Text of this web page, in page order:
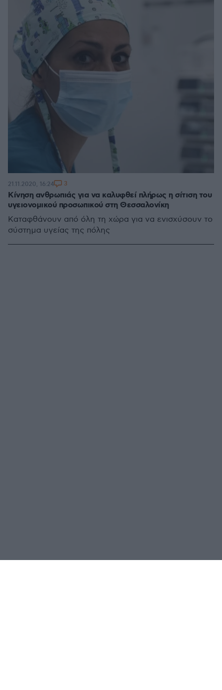
Κίνηση ανθρωπιάς για να καλυφθεί πλήρως η σίτιση του
υγειονομικού προσωπικού στη Θεσσαλονίκη
Καταφθάνουν από όλη τη χώρα για να ενισχύσουν το
σύστημα υγείας της πόλης
21.11.2020, 16:24 3